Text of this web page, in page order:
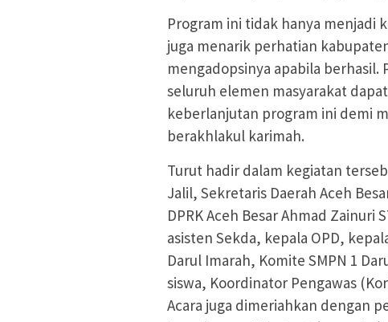
Program ini tidak hanya menjadi
juga menarik perhatian
mengadopsinya apabila berhasil.
seluruh elemen masyarakat
keberlanjutan program ini demi
berakhlakul karimah.
Turut hadir dalam kegiatan
Jalil, Sekretaris Daerah Aceh
DPRK Aceh Besar Ahmad Zainuri
asisten Sekda, kepala OPD,
Darul Imarah, Komite SMPN 1
siswa, Koordinator Pengawas
Acara juga dimeriahkan dengan